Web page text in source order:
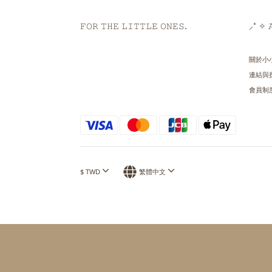
𝙵𝙾𝚁 𝚃𝙷𝙴 𝙻𝙸𝚃𝚃𝙻𝙴 𝙾𝙽𝙴𝚂. ⸝⁺ ✧
關於小
連結與
會員制
$ TWD 繁體中文